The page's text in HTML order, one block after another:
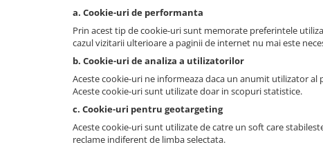
a. Cookie-uri de performanta
Prin acest tip de cookie-uri sunt memorate preferintele
cazul vizitarii ulterioare a paginii de internet nu mai este
b. Cookie-uri de analiza a utilizatorilor
Aceste cookie-uri ne informeaza daca un anumit utilizator
Aceste cookie-uri sunt utilizate doar in scopuri statistice.
c. Cookie-uri pentru geotargeting
Aceste cookie-uri sunt utilizate de catre un soft care
reclame indiferent de limba selectata.